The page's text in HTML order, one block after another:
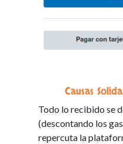
Causas
Todo lo recibido se
(descontando los
repercuta la